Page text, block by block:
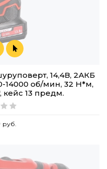
14,4В, 2АКБ
14000 об/мин, 32 Н*м,
13 предм.
руб.